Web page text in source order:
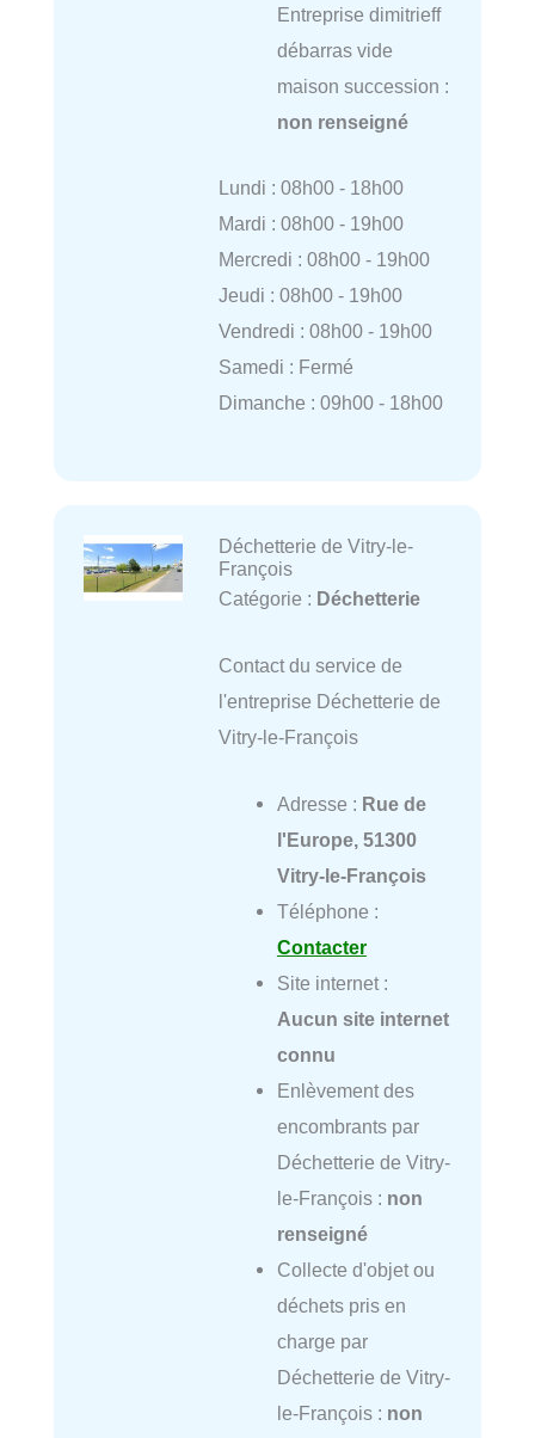
Entreprise dimitrieff
débarras vide
maison succession :
non renseigné
Lundi : 08h00 - 18h00
Mardi : 08h00 - 19h00
Mercredi : 08h00 - 19h00
Jeudi : 08h00 - 19h00
Vendredi : 08h00 - 19h00
Samedi : Fermé
Dimanche : 09h00 - 18h00
Déchetterie de Vitry-le-
François
Catégorie : Déchetterie
Contact du service de
l'entreprise Déchetterie de
Vitry-le-François
Adresse : Rue de
l'Europe, 51300
Vitry-le-François
Téléphone :
Contacter
Site internet :
Aucun site internet
connu
Enlèvement des
encombrants par
Déchetterie de Vitry-
le-François : non
renseigné
Collecte d'objet ou
déchets pris en
charge par
Déchetterie de Vitry-
le-François : non